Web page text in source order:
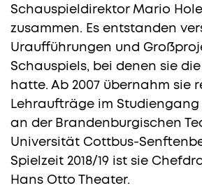
Schauspieldirektor Mario
zusammen. Es entstanden
Uraufführungen und
Schauspiels, bei denen sie
hatte. Ab 2007 übernahm sie
Lehraufträge im Studiengang
an der Brandenburgischen
Universität Cottbus-
Spielzeit 2018/19 ist sie
Hans Otto Theater.